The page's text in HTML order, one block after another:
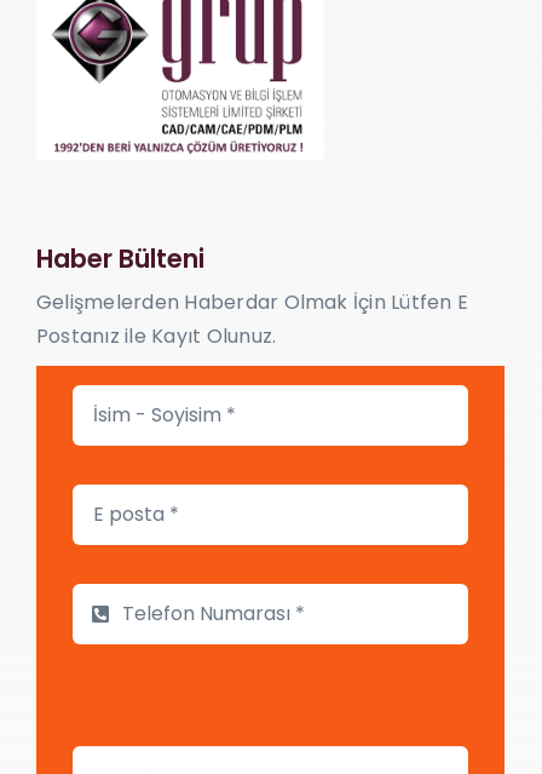
Haber Bülteni
Gelişmelerden Haberdar Olmak İçin Lütfen E
Postanız ile Kayıt Olunuz.